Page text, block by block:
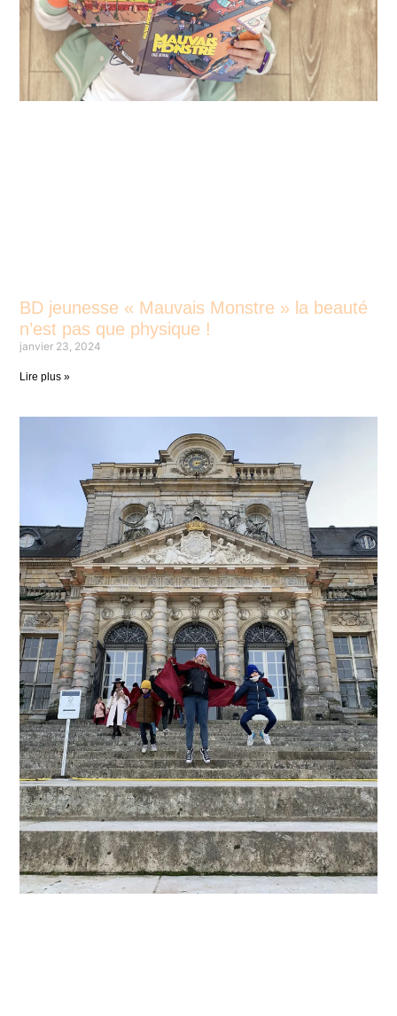
BD jeunesse « Mauvais Monstre » la beauté
n’est pas que physique !
janvier 23, 2024
Lire plus »